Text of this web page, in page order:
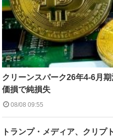
クリーンスパーク26年4-6月
価損で純損失
08/08 09:55
トランプ・メディア、クリプ